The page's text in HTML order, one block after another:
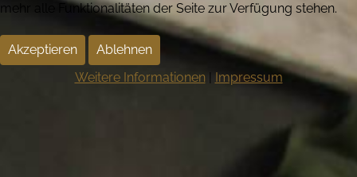
mehr alle Funktionalitäten der Seite zur Verfügung stehen.
Akzeptieren
Ablehnen
Weitere Informationen| Impressum